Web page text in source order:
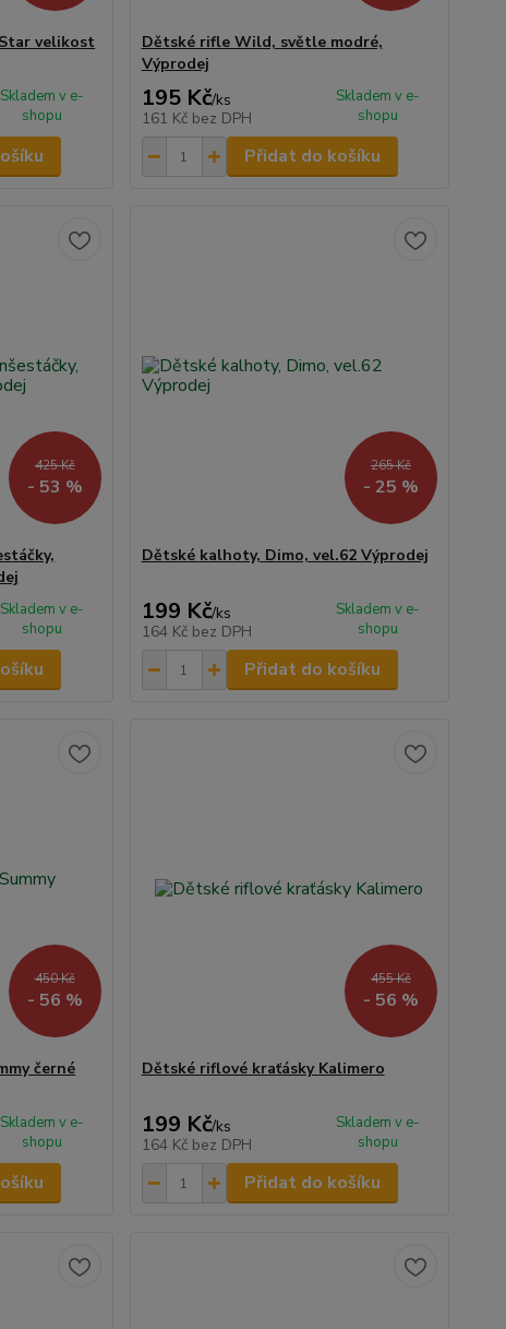
velikost
Skladem v e-
shopu
Dětské rifle Wild, světle modré,
Výprodej
195 Kč/ks
161 Kč bez DPH
Skladem v e-
shopu
Přidat do košíku
425 Kč
- 53 %
Skladem v e-
shopu
265 Kč
- 25 %
Dětské kalhoty, Dimo, vel.62 Výprodej
199 Kč/ks
164 Kč bez DPH
Skladem v e-
shopu
Přidat do košíku
450 Kč
- 56 %
černé
Skladem v e-
shopu
455 Kč
- 56 %
Dětské riflové kraťásky Kalimero
199 Kč/ks
164 Kč bez DPH
Skladem v e-
shopu
Přidat do košíku